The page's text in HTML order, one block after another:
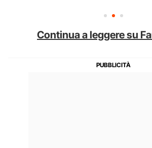
Continua a leggere su